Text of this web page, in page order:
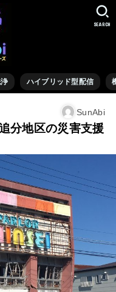
ハイブリッド型配信
SEARCH
SunAbi
分地区の災害支援